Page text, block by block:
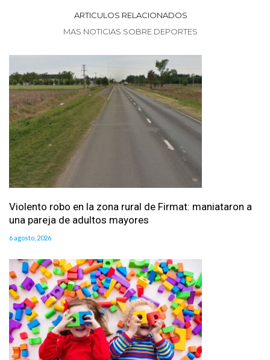
ARTICULOS RELACIONADOS
MAS NOTICIAS SOBRE DEPORTES
Violento robo en la zona rural de Firmat: maniataron a
una pareja de adultos mayores
6 agosto, 2026